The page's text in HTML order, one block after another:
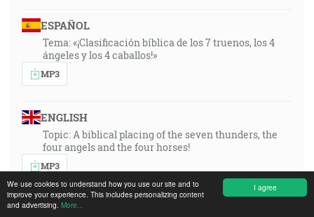
I agree
We use cookies to understand how you use our site and to
improve your experience. This includes personalizing content
and advertising. More...
ESPAÑOL
Tema: «¡Clasificación bíblica de los 7 truenos, los 4
ángeles y los 4 caballos!»
MP3
ENGLISH
Topic: A biblical placing of the seven thunders, the
four angels and the four horses!
MP3
ROMÂNA